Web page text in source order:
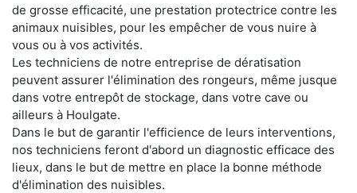
de grosse efficacité, une prestation protectrice contre les
animaux nuisibles, pour les empêcher de vous nuire à
vous ou à vos activités.
Les techniciens de notre entreprise de dératisation
peuvent assurer l'élimination des rongeurs, même jusque
dans votre entrepôt de stockage, dans votre cave ou
ailleurs à Houlgate.
Dans le but de garantir l'efficience de leurs interventions,
nos techniciens feront d'abord un diagnostic efficace des
lieux, dans le but de mettre en place la bonne méthode
d'élimination des nuisibles.